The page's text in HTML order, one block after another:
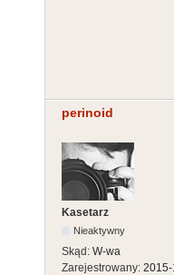
perinoid
Kasetarz
Nieaktywny
Skąd: W-wa
Zarejestrowany: